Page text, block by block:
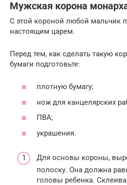
Мужская корона
С этой короной любой мальчик
настоящим царем.
Перед тем, как сделать такую
бумаги подготовьте:
плотную бумагу;
нож для канцелярских
ПВА;
украшения.
Для основы короны,
полоску. Она должна
головы ребенка.